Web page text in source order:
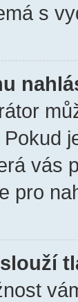
s
Pokud
vás
pro